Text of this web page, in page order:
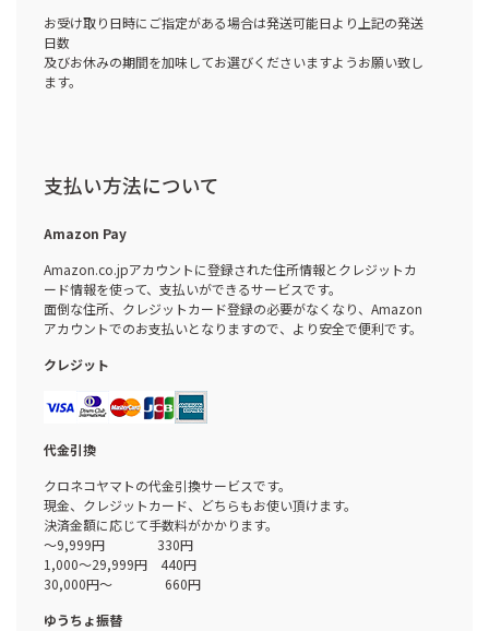
お受け取り日時にご指定がある場合は発送可能日より上記の発送
日数
及びお休みの期間を加味してお選びくださいますようお願い致し
ます。
支払い方法について
Amazon Pay
Amazon.co.jpアカウントに登録された住所情報とクレジットカ
ード情報を使って、支払いができるサービスです。
面倒な住所、クレジットカード登録の必要がなくなり、Amazon
アカウントでのお支払いとなりますので、より安全で便利です。
クレジット
代金引換
クロネコヤマトの代金引換サービスです。
現金、クレジットカード、どちらもお使い頂けます。
決済金額に応じて手数料がかかります。
～9,999円 330円
1,000～29,999円 440円
30,000円～ 660円
ゆうちょ振替